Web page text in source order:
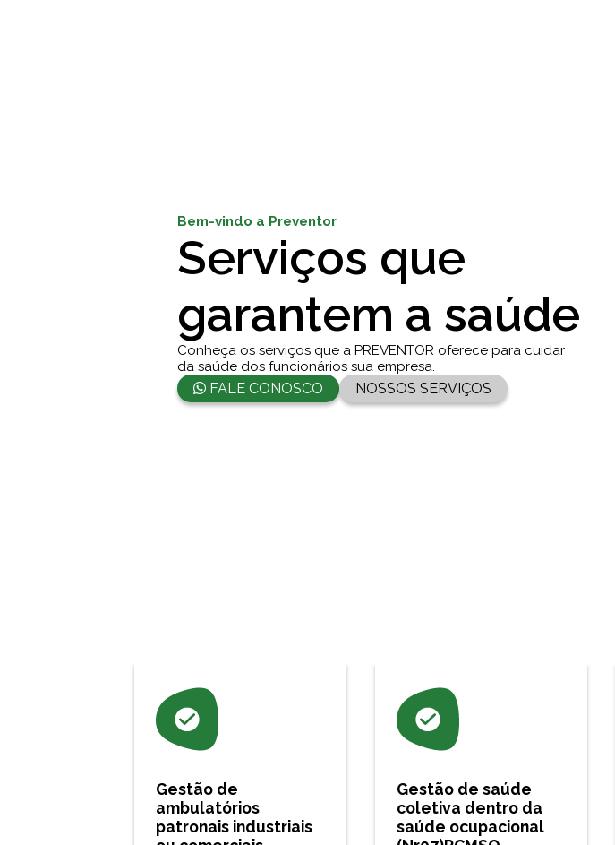
Bem-vindo a Preventor
Serviços que
garantem a saúde
Conheça os serviços que a PREVENTOR oferece para cuidar
da saúde dos funcionários sua empresa.
FALE CONOSCO NOSSOS SERVIÇOS
Gestão de
ambulatórios
patronais industriais
Gestão de saúde
coletiva dentro da
saúde ocupacional